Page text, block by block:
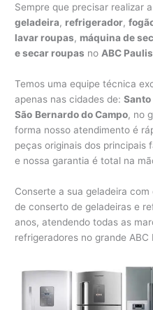
Sempre que precisar realizar
geladeira, refrigerador,
lavar roupas, máquina de
e secar roupas noABC
Temos uma equipe técnica
apenas nas cidades de:
São Bernardo do Campo, no
forma nosso atendimento é
peças originais dos principais
e nossa garantia é total na
Conserte a sua geladeira
de conserto de geladeiras e
anos, atendendo todas as
refrigeradores no grande ABC